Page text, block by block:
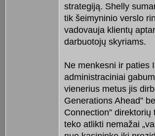
strategiją. Shelly
tik šeimyninio verslo
vadovauja klientų
darbuotojų skyriams.
Ne menkesni ir paties
administraciniai
vienerius metus jis
Generations Ahead”
Connection” direktorių
teko atlikti nemažai